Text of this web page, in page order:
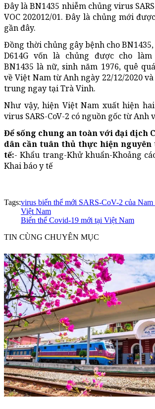
Đây là BN1435 nhiễm chủng virus
VOC 202012/01. Đây là chủng mới
gần đây.
Đồng thời chủng gây bệnh cho
D614G vốn là chủng được cho
BN1435 là nữ, sinh năm 1976, quê
về Việt Nam từ Anh ngày 22/12/2020
trung ngay tại Trà Vinh.
Như vậy, hiện Việt Nam xuất hiện
virus SARS-CoV-2 có nguồn gốc từ Anh
Để sống chung an toàn với đại dịch
dân cần tuân thủ thực hiện nguyên
tế:- Khẩu trang-Khử khuẩn-Khoảng
Khai báo y tế
Tags:virus biến thể mới SARS-CoV-2 của Nam
Việt Nam
Biến thể Covid-19 mới tại Việt Nam
TIN CÙNG CHUYÊN MỤC